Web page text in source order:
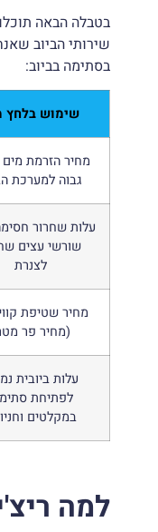
בטבלה הבאה
שירותי הביוב
בסתימה בביוב:
שימוש בלחץ
מחיר הזרמת
גבוה למערכת
עלות שחרור
שורשי עצים
לצנרת
מחיר שטיפת
(מחיר פר
עלות ביובית
לפתיחת
במקלטים
למה